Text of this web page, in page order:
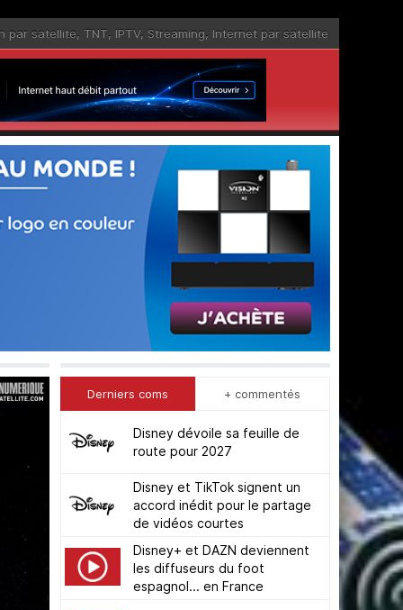
par satellite, TNT, IPTV, Streaming, Internet par satellite
Derniers coms + commentés
Disney dévoile sa feuille de
route pour 2027
Disney et TikTok signent un
accord inédit pour le partage
de vidéos courtes
Disney+ et DAZN deviennent
les diffuseurs du foot
espagnol... en France